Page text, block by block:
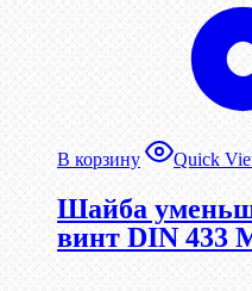
В корзину Quick
Шайба
винт DIN 433